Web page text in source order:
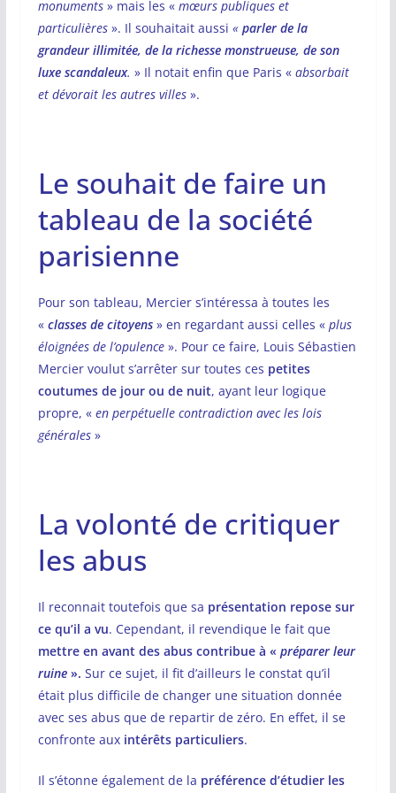
monuments» mais les « mœurs publiques et
particulières». Il souhaitait aussi « parler de la
grandeur illimitée, de la richesse monstrueuse, de son
luxe scandaleux. » Il notait enfin que Paris « absorbait
et dévorait les autres villes».
Le souhait de faire un
tableau de la société
parisienne
Pour son tableau, Mercier s’intéressa à toutes les
« classes de citoyens» en regardant aussi celles « plus
éloignées de l’opulence». Pour ce faire, Louis Sébastien
Mercier voulut s’arrêter sur toutes ces petites
coutumes de jour ou de nuit, ayant leur logique
propre, « en perpétuelle contradiction avec les lois
générales»
La volonté de critiquer
les abus
Il reconnait toutefois que sa présentation repose sur
ce qu’il a vu. Cependant, il revendique le fait que
mettre en avant des abus contribue à « préparer leur
ruine». Sur ce sujet, il fit d’ailleurs le constat qu’il
était plus difficile de changer une situation donnée
avec ses abus que de repartir de zéro. En effet, il se
confronte aux intérêts particuliers.
Il s’étonne également de la préférence d’étudier les